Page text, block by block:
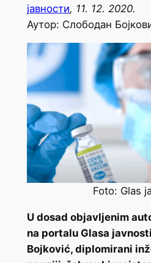
јавности, 11. 12. 2020.
Аутор: Слободан
Foto: Glas
U dosad objavljenim
na portalu Glasa
Bojković, diplomirani